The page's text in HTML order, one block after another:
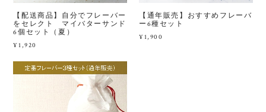
【配送商品】自分でフレーバー
をセレクト マイバターサンド
6個セット（夏）
¥1,920
【通年販売】おすすめフレーバ
ー6種セット
¥1,900